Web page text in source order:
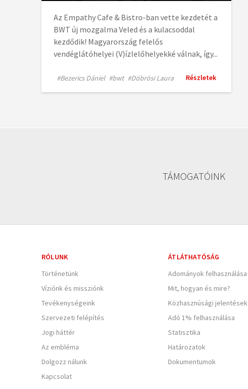
Az Empathy Cafe & Bistro-ban vette kezdetét a
BWT új mozgalma Veled és a kulacsoddal
kezdődik! Magyarország felelős
vendéglátóhelyei (V)ízlelőhelyekké válnak, így...
#Bezerics Dániel #bwt #Döbrösi Laura Részletek
TÁMOGATÓINK
RÓLUNK
Történetünk
Víziónk és missziónk
Tevékenységeink
Szervezeti felépítés
Jogi háttér
Az embléma
Dolgozz nálunk
Kapcsolat
ÁTLÁTHATÓSÁG
Adományok felhasználása
Mit, hogyan és mire?
Közhasznúsági jelentések
Adó 1% felhasználása
Statisztika
Határozatok
Dokumentumok